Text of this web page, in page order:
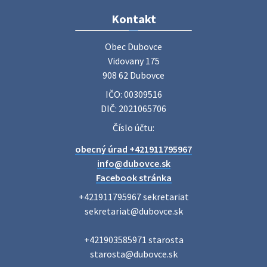
Zájazd do Veľkého Medera
Základná organizácia Únie žien Slovenska Dubovce
srdečne pozýva svoje členky, ich rodinných príslušníkov aj
priateľov na jednodňový zájazd na termálne kúpalisko
Poradne komplexnej pomoci
diskrétne komplexné odborné poradenstvo. Tím
odborníkov Vám pomôžte nájsť riešenie v piatich kľúčových
oblastiach: právo rodina a v…
Voľby do orgánov samosprávnych krajov 2026 V obci
Kontakt
Obec Dubovce
Vidovany 175
908 62 Dubovce
IČO: 00309516
DIČ: 2021065706
Číslo účtu:
obecný úrad +421911795967
info@dubovce.sk
Facebook stránka
+421911795967 sekretariat
sekretariat@dubovce.sk
+421903585971 starosta
starosta@dubovce.sk